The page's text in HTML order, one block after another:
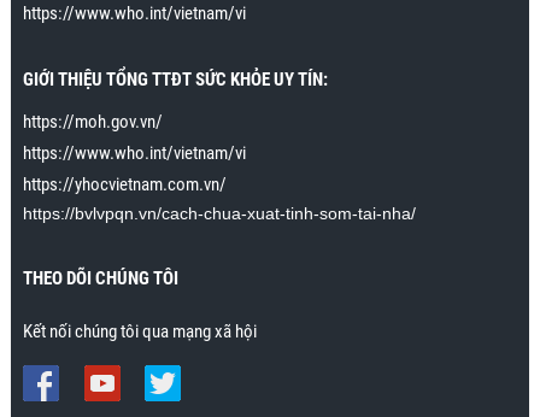
có thể cải thiện hoàn toàn. Tập theo hướng dẫn, tôi
tôi đặc biệt rất thích khi tôi áp dụng kỹ năng cuối
dài khoảnh khắc lên đỉnh 15 phút. Cô ấy không đạt
được tới 15 phút lên đỉnh liên tiếp, nhưng có thể kéo
dài tới khoảng 30 giây. Trước đây cô ấy lên đỉnh chỉ
kéo dài trong vài giây. Cảm ơn chương trình rất
https://www.who.int/vietnam/vi
GIỚI THIỆU TỔNG TTĐT SỨC KHỎE UY TÍN:
https://moh.gov.vn/
https://www.who.int/vietnam/vi
https://yhocvietnam.com.vn/
https://bvlvpqn.vn/cach-chua-xuat-tinh-som-tai-nha/
THEO DÕI CHÚNG TÔI
Kết nối chúng tôi qua mạng xã hội